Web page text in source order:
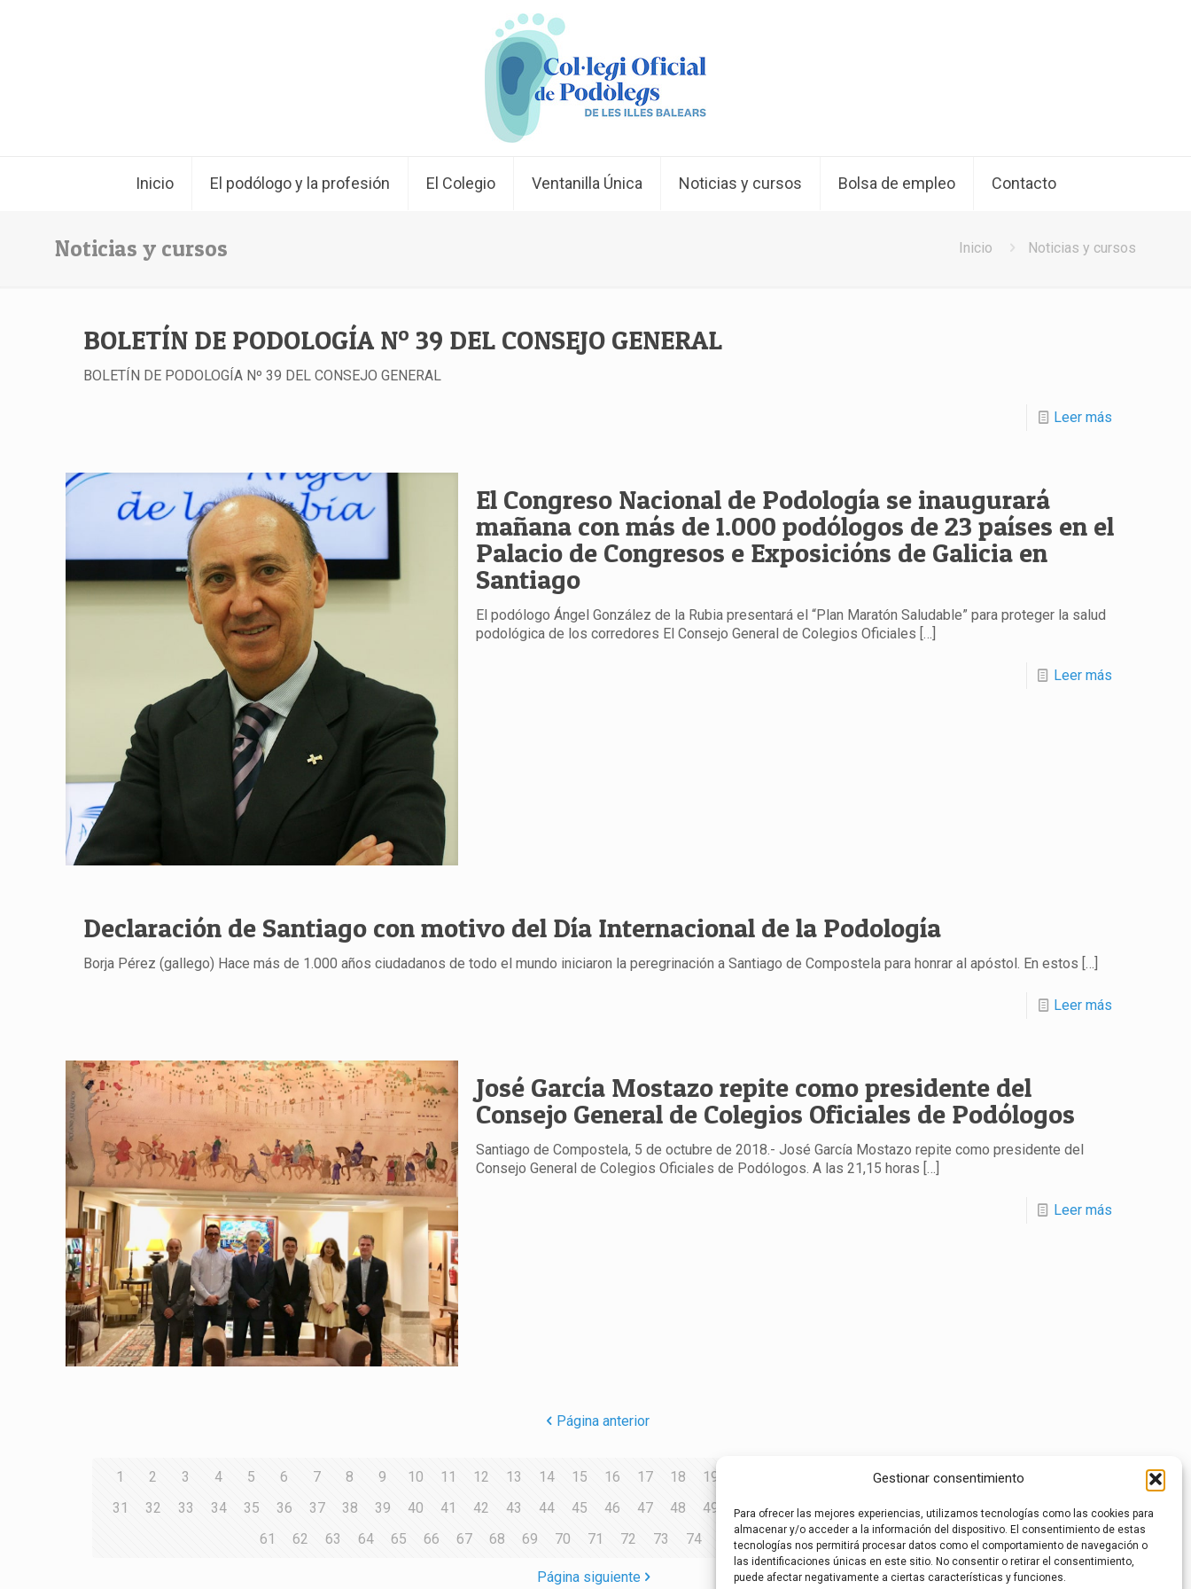
Gestionar consentimiento
Para ofrecer las mejores experiencias, utilizamos tecnologías como las cookies para
almacenar y/o acceder a la información del dispositivo. El consentimiento de estas
tecnologías nos permitirá procesar datos como el comportamiento de navegación o
las identificaciones únicas en este sitio. No consentir o retirar el consentimiento,
puede afectar negativamente a ciertas características y funciones.
Inicio El podólogo y la profesión El Colegio Ventanilla Única Noticias y cursos Bolsa de empleo Contacto
Noticias y cursos Inicio Noticias y cursos
BOLETÍN DE PODOLOGÍA Nº 39 DEL CONSEJO GENERAL
BOLETÍN DE PODOLOGÍA Nº 39 DEL CONSEJO GENERAL
Leer más
El Congreso Nacional de Podología se inaugurará
mañana con más de 1.000 podólogos de 23 países en el
Palacio de Congresos e Exposicións de Galicia en
Santiago
El podólogo Ángel González de la Rubia presentará el “Plan Maratón Saludable” para proteger la salud
podológica de los corredores El Consejo General de Colegios Oficiales […]
Leer más
Declaración de Santiago con motivo del Día Internacional de la Podología
Borja Pérez (gallego) Hace más de 1.000 años ciudadanos de todo el mundo iniciaron la peregrinación a Santiago de Compostela para honrar al apóstol. En estos […]
Leer más
José García Mostazo repite como presidente del
Consejo General de Colegios Oficiales de Podólogos
Santiago de Compostela, 5 de octubre de 2018.- José García Mostazo repite como presidente del
Consejo General de Colegios Oficiales de Podólogos. A las 21,15 horas […]
Leer más
Página anterior
1 2 3 4 5 6 7 8 9 10 11 12 13 14 15 16 17 18 19 24 25 26 27 28
31
32 33 34 35 36 37 38 39 40 41 42 43 44 45 46 47 48 49 50 51 52 53 54 55 56 57 58 59
60
61
62 63 64 65 66 67 68 69 70 71 72 73 74 75 76 77 78 79 80 81
Página siguiente